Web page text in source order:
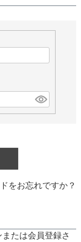
をお忘れですか？
たは会員登録さ